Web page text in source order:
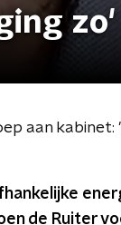
zo'
aan
de Ruiter